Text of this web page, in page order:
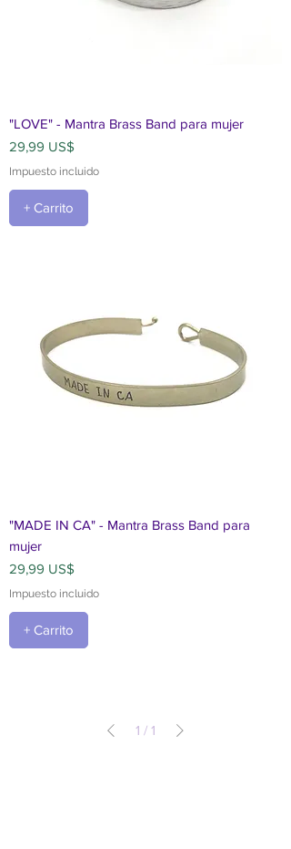
"LOVE" - Mantra Brass Band para mujer
Precio
29,99 US$
Impuesto incluido
+ Carrito
"MADE IN CA" - Mantra Brass Band para
mujer
Precio
29,99 US$
Impuesto incluido
+ Carrito
1 / 1